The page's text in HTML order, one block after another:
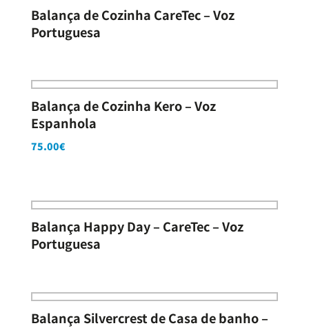
Balança de Cozinha CareTec – Voz
Portuguesa
Balança de Cozinha Kero – Voz
Espanhola
75.00€
Balança Happy Day – CareTec – Voz
Portuguesa
Balança Silvercrest de Casa de banho –